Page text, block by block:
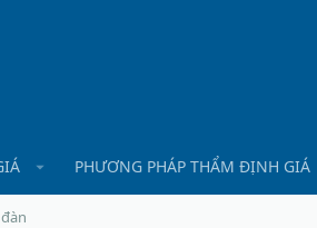
PHƯƠNG PHÁP THẨM ĐỊNH GIÁ